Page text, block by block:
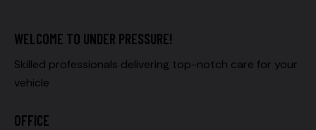
WELCOME TO UNDER PRESSURE!
Skilled professionals delivering top-notch care for your
vehicle
OFFICE